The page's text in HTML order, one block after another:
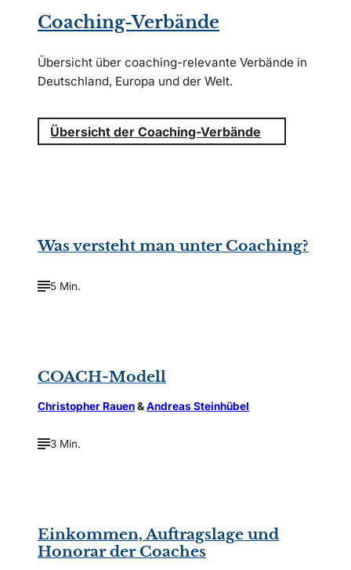
Coaching-Verbände
Übersicht über coaching-relevante Verbände in
Deutschland, Europa und der Welt.
Übersicht der Coaching-Verbände
Was versteht man unter Coaching?
5 Min.
COACH-Modell
Christopher Rauen&Andreas Steinhübel
3 Min.
Einkommen, Auftragslage und
Honorar der Coaches